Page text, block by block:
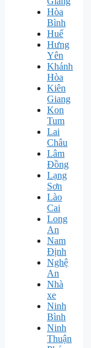
Hòa
Bình
Huế
Hưng
Yên
Khánh
Hòa
Kiên
Giang
Kon
Tum
Lai
Châu
Lâm
Đồng
Lạng
Sơn
Lào
Cai
Long
An
Nam
Định
Nghệ
An
Nhà
xe
Ninh
Bình
Ninh
Thuận